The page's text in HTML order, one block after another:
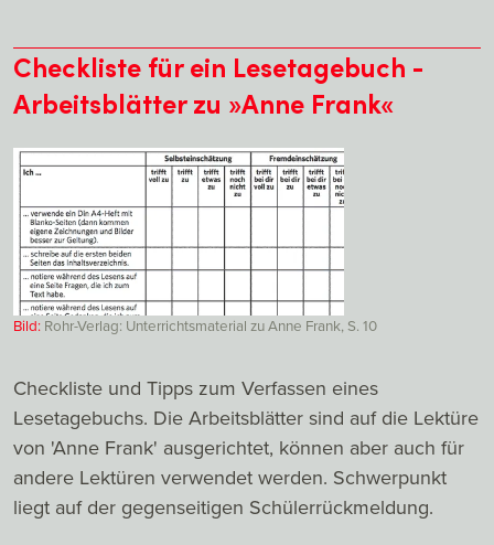
Checkliste für ein Lesetagebuch -
Arbeitsblätter zu »Anne Frank«
Bild: Rohr-Verlag: Unterrichtsmaterial zu Anne Frank, S. 10
Checkliste und Tipps zum Verfassen eines
Lesetagebuchs. Die Arbeitsblätter sind auf die Lektüre
von 'Anne Frank' ausgerichtet, können aber auch für
andere Lektüren verwendet werden. Schwerpunkt
liegt auf der gegenseitigen Schülerrückmeldung.